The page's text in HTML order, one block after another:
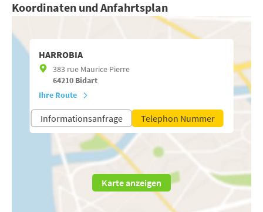
Koordinaten und Anfahrtsplan
HARROBIA
383 rue Maurice Pierre
64210 Bidart
Ihre Route
Informationsanfrage Telephon Nummer
Karte anzeigen